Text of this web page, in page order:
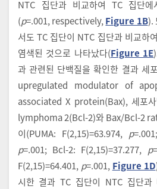
NTC 집단과 비교하여 TC 집단에
(p=.001, respectively,Figure 1B).
서도 TC 집단이 NTC 집단과 비교하
염색된 것으로 나타났다(Figure 1E
과 관련된 단백질을 확인한 결과 세
upregulated modulator of
associated X protein(Bax), 세포
lymphoma 2(Bcl-2)와 Bax/Bcl-2
이(PUMA: F(2,15)=63.974, p
p=.001; Bcl-2: F(2,15)=37.277, p
F(2,15)=64.401, p=.001, Figure 1D
시한 결과 TC 집단이 NTC 집단과